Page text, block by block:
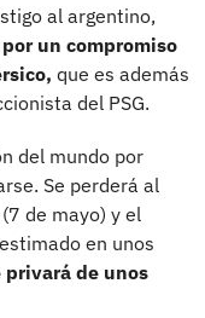
al argentino,
un compromiso
que es además
del PSG.
del mundo por
Se perderá al
de mayo) y el
en unos
privará de unos